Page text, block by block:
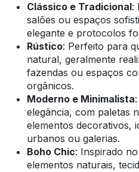
Clássico e Tradicional:
salões ou espaços
elegante e protocolos
Rústico: Perfeito para
natural, geralmente
fazendas ou espaços
orgânicos.
Moderno e Minimalista
elegância, com paletas
elementos decorativos,
urbanos ou galerias.
Boho Chic: Inspirado
elementos naturais,